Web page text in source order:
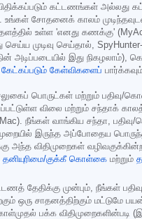
கட்டணங்கள்
சோதனைக் காலம்
உள்ள 'எனது கணக்கு'
முடிவு செய்தால்,
இது நிகழலாம்),
கேட்கப்படும் கேள்விகளைப்
பொருட்கள் மற்றும்
விலை மற்றும் சந்தாக்
நீங்கள் வாங்கிய சந்தா,
இருந்த அப்போதைய
அந்த விதிமுறைகள்
தனியுரிமை/குக்கீ கொள்கை மற்றும்
தேதிக்கு முன்பும், நீங்கள்
சாதனத்திற்கும் மட்டுமே
பக்க